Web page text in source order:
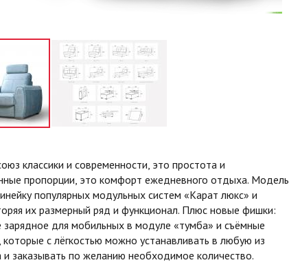
классики и современности, это простота и
пропорции, это комфорт ежедневного отдыха. Модель
популярных модульных систем «Карат люкс» и
их размерный ряд и функционал. Плюс новые фишки:
для мобильных в модуле «тумба» и съёмные
которые с лёгкостью можно устанавливать в любую из
и заказывать по желанию необходимое количество.